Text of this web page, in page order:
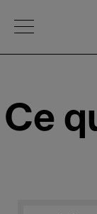
Open Menu
Ce